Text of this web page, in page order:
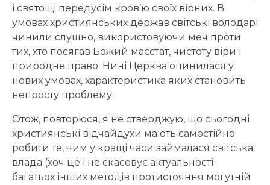
і святощі передусім кров’ю своїх вірних. В
умовах християнських держав світські володарі
чинили слушно, використовуючи меч проти
тих, хто посягав Божий маєстат, чистоту віри і
природне право. Нині Церква опинилася у
нових умовах, характеристика яких становить
непросту проблему.
Отож, повторюся, я не стверджую, що сьогодні
християнські відчайдухи мають самостійно
робити те, чим у кращі часи займалася світська
влада (хоч це і не скасовує актуальності
багатьох інших методів протистояння могутній